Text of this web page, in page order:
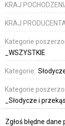
KRAJ
KRAJ
Kategorie
_WSZYSTKIE
Kategorie:
Kategorie
_Słodycze i
Zgłoś błędne dane